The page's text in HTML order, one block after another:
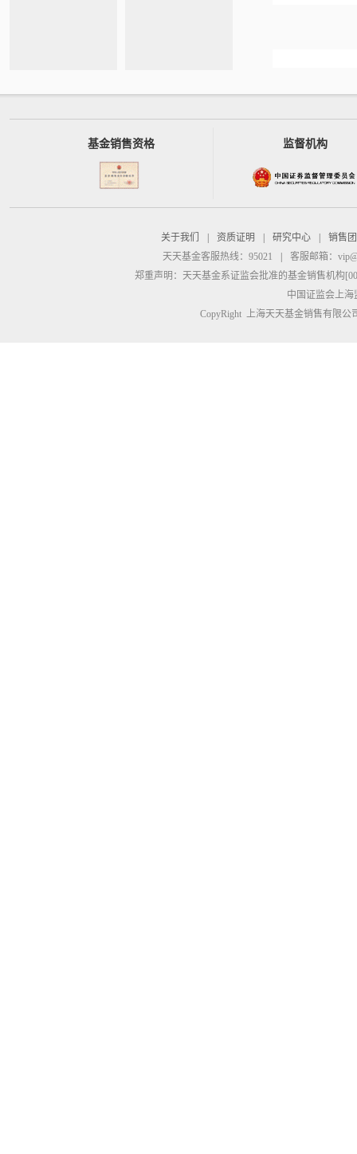
基金销售资格 监督机构
关于我们 资质证明 研究中心
销售
天天基金客服热线：95021
客服邮箱：
郑重声明： 天天基金系证监会批准的基金销售机构
中国证监会上
CopyRight 上海天天基金销售有限